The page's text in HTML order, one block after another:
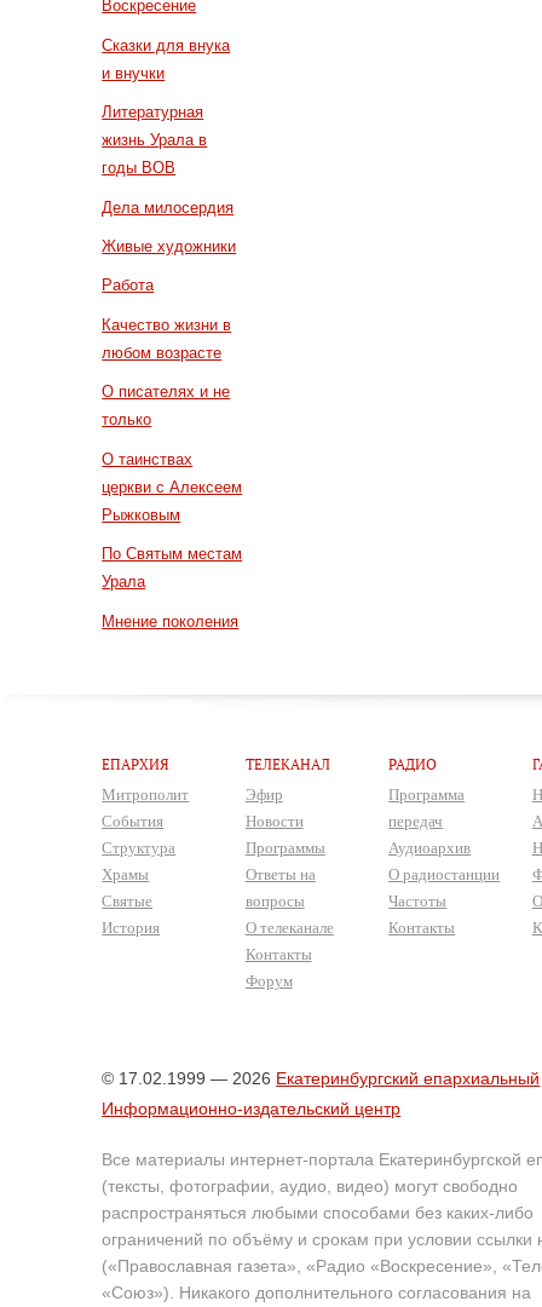
Воскресение
Сказки для внука
и внучки
Литературная
жизнь Урала в
годы ВОВ
Дела милосердия
Живые художники
Работа
Качество жизни в
любом возрасте
О писателях и не
только
О таинствах
церкви с Алексеем
Рыжковым
По Святым местам
Урала
Мнение поколения
ЕПАРХИЯ
Митрополит
События
Структура
Храмы
Святые
История
ТЕЛЕКАНАЛ
Эфир
Новости
Программы
Ответы на
вопросы
О телеканале
Контакты
Форум
РАДИО
Программа
передач
Аудиоархив
О радиостанции
Частоты
Контакты
© 17.02.1999 — 2026 Екатеринбургский епархиальный
Информационно-издательский центр
Все материалы интернет-портала Екатеринбургской
(тексты, фотографии, аудио, видео) могут свободно
распространяться любыми способами без каких-либо
ограничений по объёму и срокам при условии ссылки
(«Православная газета», «Радио «Воскресение»,
«Союз»). Никакого дополнительного согласования на